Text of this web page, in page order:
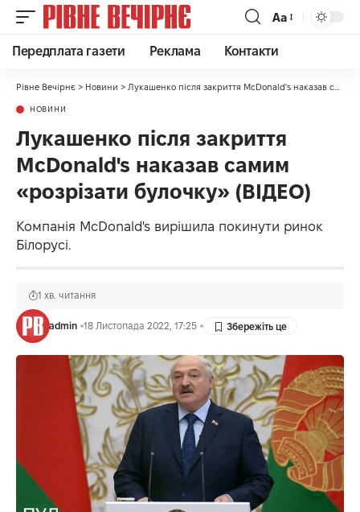
Аа
Передплата газети Реклама Контакти
Рівне Вечірнє > Новини > Лукашенко після закриття McDonald's наказав самим «розрізати булочку» (ВІДЕО)
НОВИНИ
Лукашенко після закриття
McDonald's наказав самим
«розрізати булочку» (ВІДЕО)
Компанія McDonald's вирішила покинути ринок
Білорусі.
admin 18 Листопада 2022, 17:25
1 хв. читання